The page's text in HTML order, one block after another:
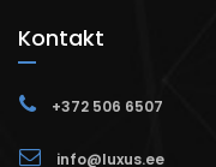
Kontakt
+372 506 6507
info@luxus.ee